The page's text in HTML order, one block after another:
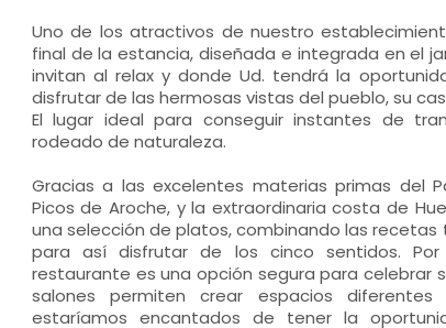
Uno de los atractivos de nuestro
final de la estancia, diseñada e integrada en el
invitan al relax y donde Ud. tendrá la
disfrutar de las hermosas vistas del pueblo, su
El lugar ideal para conseguir instantes de
rodeado de naturaleza.
Gracias a las excelentes materias primas del
Picos de Aroche, y la extraordinaria costa de
una selección de platos, combinando las
para así disfrutar de los cinco sentidos.
restaurante es una opción segura para celebrar
salones permiten crear espacios
estaríamos encantados de tener la